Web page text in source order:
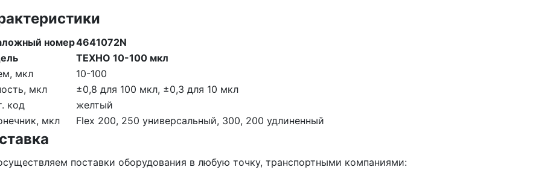
номер4641072N
ТЕХНО 10-100 мкл
мкл
10-100
мкл
±0,8 для 100 мкл, ±0,3 для 10 мкл
код
желтый
мкл
Flex 200, 250 универсальный, 300, 200 удлиненный
поставки оборудования в любую точку, транспортными компаниями: